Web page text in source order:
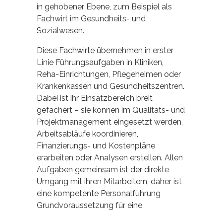
in gehobener Ebene, zum Beispiel als
Fachwirt im Gesundheits- und
Sozialwesen.
Diese Fachwirte übernehmen in erster
Linie Führungsaufgaben in Kliniken,
Reha-Einrichtungen, Pflegeheimen oder
Krankenkassen und Gesundheitszentren.
Dabei ist ihr Einsatzbereich breit
gefächert – sie können im Qualitäts- und
Projektmanagement eingesetzt werden,
Arbeitsabläufe koordinieren,
Finanzierungs- und Kostenpläne
erarbeiten oder Analysen erstellen. Allen
Aufgaben gemeinsam ist der direkte
Umgang mit ihren Mitarbeitern, daher ist
eine kompetente Personalführung
Grundvoraussetzung für eine